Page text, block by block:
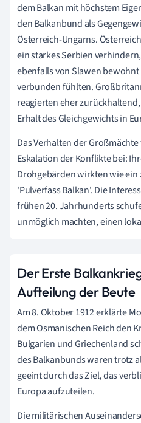
dem Balkan mit höchstem
den Balkanbund als
Österreich-Ungarns.
ein starkes Serbien
ebenfalls von Slawen
verbunden fühlten.
reagierten eher
Erhalt des Gleichgewichts in
Das Verhalten der
Eskalation der Konflikte bei:
Drohgebärden wirkten wie ein
'Pulverfass Balkan'. Die
frühen 20. Jahrhunderts
unmöglich machten, einen
Der Erste Balkankrieg
Aufteilung der Beute
Am 8. Oktober 1912 erklärte
dem Osmanischen Reich den
Bulgarien und Griechenland
des Balkanbunds waren trotz
geeint durch das Ziel, das
Europa aufzuteilen.
Die militärischen